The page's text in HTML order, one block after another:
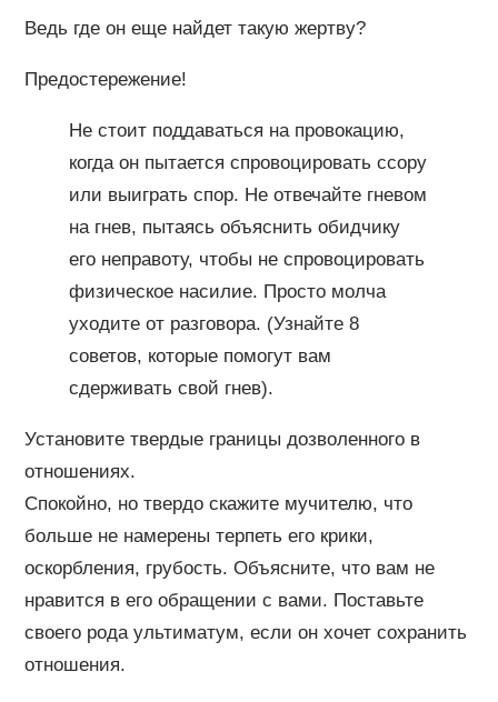
Ведь где он еще найдет такую жертву?
Предостережение!
Не стоит поддаваться на провокацию,
когда он пытается спровоцировать ссору
или выиграть спор. Не отвечайте гневом
на гнев, пытаясь объяснить обидчику
его неправоту, чтобы не спровоцировать
физическое насилие. Просто молча
уходите от разговора. (Узнайте 8
советов, которые помогут вам
сдерживать свой гнев).
Установите твердые границы дозволенного в
отношениях.
Спокойно, но твердо скажите мучителю, что
больше не намерены терпеть его крики,
оскорбления, грубость. Объясните, что вам не
нравится в его обращении с вами. Поставьте
своего рода ультиматум, если он хочет сохранить
отношения.